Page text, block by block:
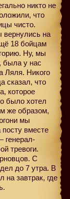
никто не
что
чисто.
на
18 бойцам
Ну, мы
была у нас
Ляля. Никого
сказал, что
которое
было хотел
же образом,
мы
вместе
генерал-
тревоги.
С
до 7 утра. В
завтрак, где